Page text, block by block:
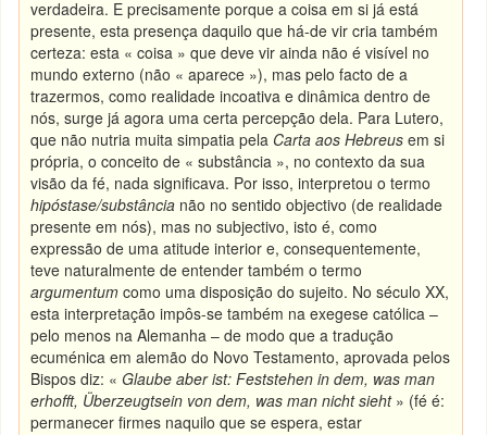
verdadeira. E precisamente porque a coisa em si já está
presente, esta presença daquilo que há-de vir cria também
certeza: esta « coisa » que deve vir ainda não é visível no
mundo externo (não « aparece »), mas pelo facto de a
trazermos, como realidade incoativa e dinâmica dentro de
nós, surge já agora uma certa percepção dela. Para Lutero,
que não nutria muita simpatia pela Carta aos Hebreusem si
própria, o conceito de « substância », no contexto da sua
visão da fé, nada significava. Por isso, interpretou o termo
hipóstase/substância não no sentido objectivo (de realidade
presente em nós), mas no subjectivo, isto é, como
expressão de uma atitude interior e, consequentemente,
teve naturalmente de entender também o termo
argumentum como uma disposição do sujeito. No século XX,
esta interpretação impôs-se também na exegese católica –
pelo menos na Alemanha – de modo que a tradução
ecuménica em alemão do Novo Testamento, aprovada pelos
Bispos diz: «Glaube aber ist: Feststehen in dem, was man
erhofft, Überzeugtsein von dem, was man nicht sieht» (fé é:
permanecer firmes naquilo que se espera, estar